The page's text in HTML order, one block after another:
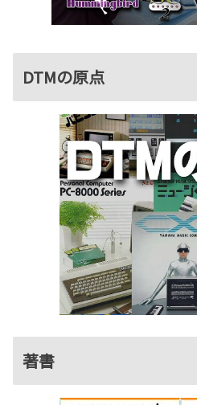
DTMの原点
著書